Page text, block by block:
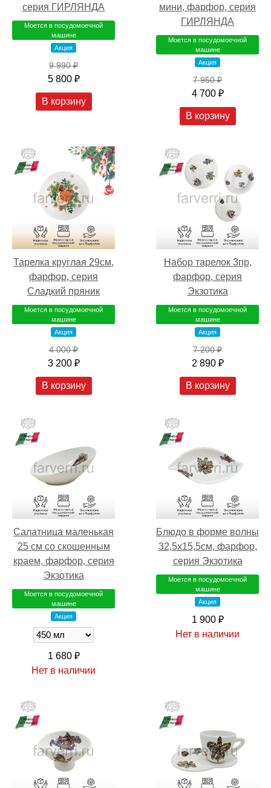
серия ГИРЛЯНДА
Моется в посудомоечной
машине
Акция
9 990 ₽
5 800 ₽
В корзину
мини, фарфор, серия
ГИРЛЯНДА
Моется в посудомоечной
машине
Акция
7 950 ₽
4 700 ₽
В корзину
Тарелка круглая 29см,
фарфор, серия
Сладкий пряник
Моется в посудомоечной
машине
Акция
4 000 ₽
3 200 ₽
В корзину
Набор тарелок 3пр,
фарфор, серия
Экзотика
Моется в посудомоечной
машине
Акция
7 200 ₽
2 890 ₽
В корзину
Салатница маленькая
25 см со скошенным
краем, фарфор, серия
Экзотика
Моется в посудомоечной
машине
Акция
1 680 ₽
Нет в наличии
Блюдо в форме волны
32,5х15,5см, фарфор,
серия Экзотика
Моется в посудомоечной
машине
Акция
1 900 ₽
Нет в наличии